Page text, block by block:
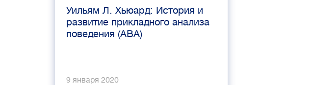
Уильям Л. Хьюард: История и
развитие прикладного анализа
поведения (ABA)
9 января 2020